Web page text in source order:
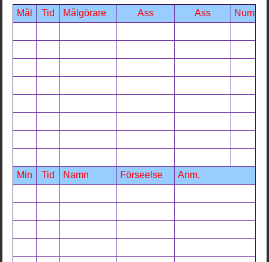
Mål Tid Målgörare Ass Ass Num
Min Tid Namn Förseelse Anm.